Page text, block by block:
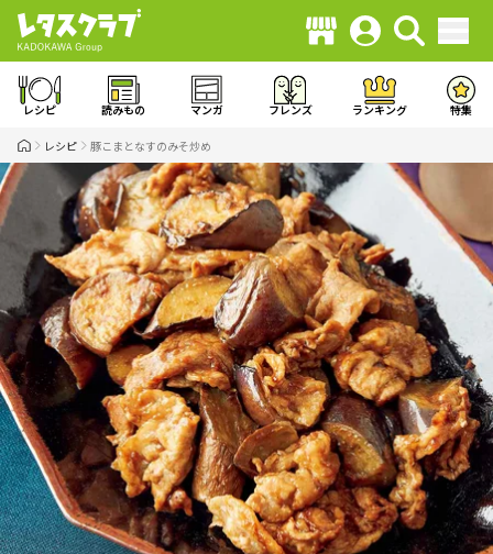
レシピ 読みもの マンガ フレンズ ランキング 特集
レシピ 豚こまとなすのみそ炒め